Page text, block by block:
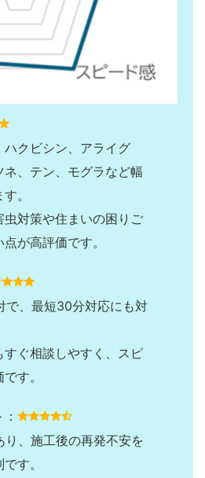
ハクビシン、アライグ
、テン、モグラなど幅
。
対策や住まいの困りご
が高評価です。
で、最短30分対応にも対
すぐ相談しやすく、スピ
す。
：
り、施工後の再発不安を
す。